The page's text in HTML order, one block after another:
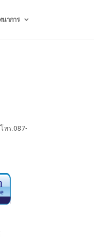
าการ
ทร.087-